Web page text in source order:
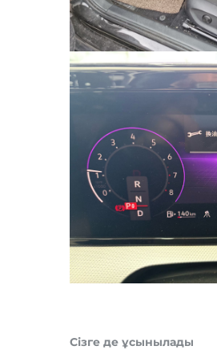
Сізге де ұсынылады